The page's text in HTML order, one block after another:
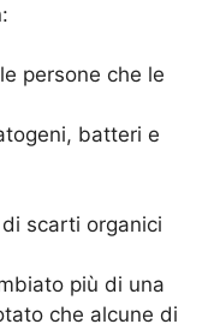
persone che le
batteri e
di scarti organici
più di una
che alcune di